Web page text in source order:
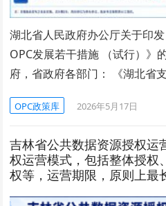
湖北省人民政府办公厅关于印
OPC发展若干措施 （试行）》
府，省政府各部门： 《湖北省
OPC政策库 2026年5月17日
吉林省公共数据资源授权运
权运营模式，包括整体授权
权等，运营期限，原则上最